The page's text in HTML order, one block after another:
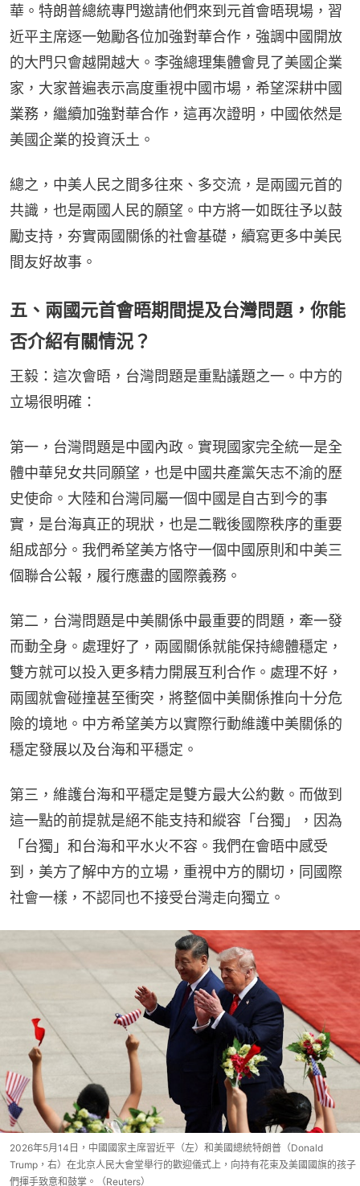
華。特朗普總統專門邀請他們來到元首會晤現場，習
近平主席逐一勉勵各位加強對華合作，強調中國開放
的大門只會越開越大。李強總理集體會見了美國企業
家，大家普遍表示高度重視中國市場，希望深耕中國
業務，繼續加強對華合作，這再次證明，中國依然是
美國企業的投資沃土。
總之，中美人民之間多往來、多交流，是兩國元首的
共識，也是兩國人民的願望。中方將一如既往予以鼓
勵支持，夯實兩國關係的社會基礎，續寫更多中美民
間友好故事。
五、兩國元首會晤期間提及台灣問題，你能
否介紹有關情況？
王毅：這次會晤，台灣問題是重點議題之一。中方的
立場很明確：
第一，台灣問題是中國內政。實現國家完全統一是全
體中華兒女共同願望，也是中國共產黨矢志不渝的歷
史使命。大陸和台灣同屬一個中國是自古到今的事
實，是台海真正的現狀，也是二戰後國際秩序的重要
組成部分。我們希望美方恪守一個中國原則和中美三
個聯合公報，履行應盡的國際義務。
第二，台灣問題是中美關係中最重要的問題，牽一發
而動全身。處理好了，兩國關係就能保持總體穩定，
雙方就可以投入更多精力開展互利合作。處理不好，
兩國就會碰撞甚至衝突，將整個中美關係推向十分危
險的境地。中方希望美方以實際行動維護中美關係的
穩定發展以及台海和平穩定。
第三，維護台海和平穩定是雙方最大公約數。而做到
這一點的前提就是絕不能支持和縱容「台獨」，因為
「台獨」和台海和平水火不容。我們在會晤中感受
到，美方了解中方的立場，重視中方的關切，同國際
社會一樣，不認同也不接受台灣走向獨立。
2026年5月14日，中國國家主席習近平（左）和美國總統特朗普（Donald
Trump，右）在北京人民大會堂舉行的歡迎儀式上，向持有花束及美國國旗的孩子
們揮手致意和鼓掌。（Reuters）